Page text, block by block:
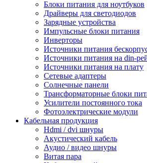
Блоки питания для ноутбуков
Драйверы для светодиодов
Зарядные устройства
Импульсные блоки питания
Инверторы
Источники питания
Источники питания на din-
Источники питания на плату
Сетевые адаптеры
Солнечные панели
Трансформаторные блоки
Усилители постоянного тока
Фотоэлектрические модули
Кабельная продукция
Hdmi / dvi шнуры
Акустический кабель
Аудио / видео шнуры
Витая пара